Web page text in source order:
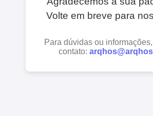
Volte em breve para
Para dúvidas ou
contato: